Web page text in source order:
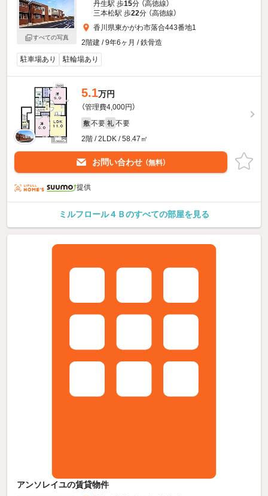
すべての写真
丹生駅 歩15分 （高徳線）
三本松駅 歩22分 （高徳線）
香川県東かがわ市落合443番地1
2階建 / 9年6ヶ月 / 鉄骨造
駐車場あり
駐輪場あり
5.1万円
（管理費4,000円）
敷 不要 礼 不要
2階 / 2LDK / 58.47㎡
お問い合わせ （無料）
提供
ミルフロール４Ｂのすべての部屋を見る
アンソレイユの賃貸物件